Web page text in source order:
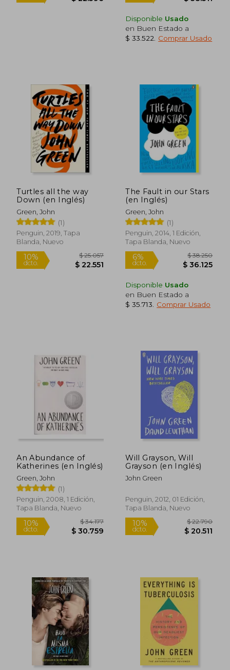
10%
dcto.
$ 24.884
$ 22.396
10%
dcto.
$
Disponible Usado
en Buen Estado a
$ 33.522
Comprar Usado
Turtles all the way
Down (en Inglés)
Green, John
(1)
Penguin, 2019, Tapa
Blanda, Nuevo
10%
dcto. $ 22.551
The Fault in our Stars
(en Inglés)
Green, John
(1)
Penguin, 2014, 1 Edición,
Tapa Blanda, Nuevo
dcto. $
Disponible Usado
en Buen Estado a
$ 35.713
Comprar Usado
An Abundance of
Katherines (en Inglés)
Green, John
(1)
Penguin, 2008, 1 Edición,
Tapa Blanda, Nuevo
Will Grayson, Will
Grayson (en Inglés)
John Green
Penguin, 2012, 01 Edición,
Tapa Blanda, Nuevo